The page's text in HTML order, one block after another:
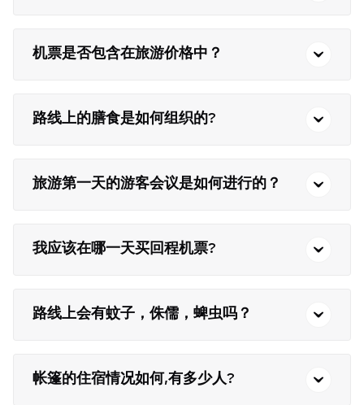
机票是否包含在旅游价格中？
路线上的膳食是如何组织的?
旅游第一天的游客会议是如何进行的？
我应该在哪一天买回程机票?
路线上会有蚊子，侏儒，蜱虫吗？
帐篷的住宿情况如何,有多少人?